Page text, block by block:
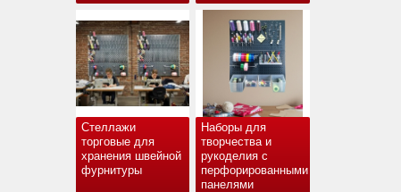
Стеллажи
торговые для
хранения швейной
фурнитуры
Наборы для
творчества и
рукоделия с
перфорированными
панелями